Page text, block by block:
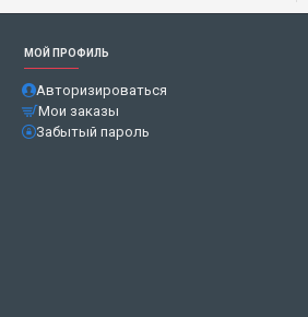
МОЙ ПРОФИЛЬ
Авторизироваться
Мои заказы
Забытый пароль